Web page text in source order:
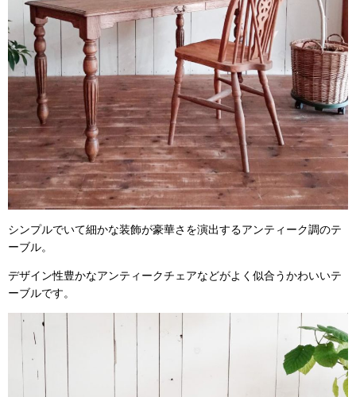
シンプルでいて細かな装飾が豪華さを演出するアンティーク調のテ
ーブル。
デザイン性豊かなアンティークチェアなどがよく似合うかわいいテ
ーブルです。